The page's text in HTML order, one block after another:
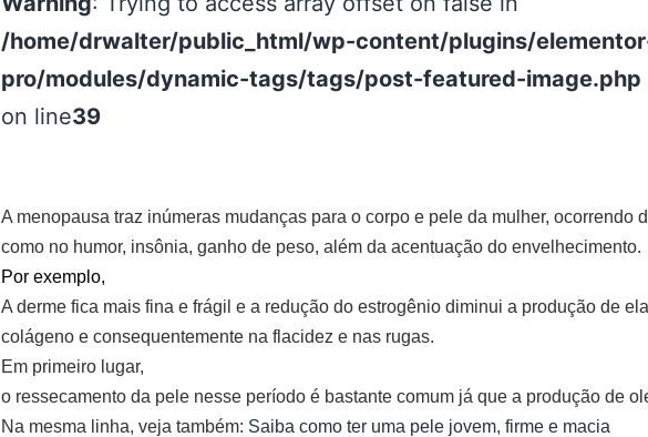
/home/drwalter/public_html/wp-content/plugins/
pro/modules/dynamic-tags/tags/post-featured-image.php
on line39
A menopausa traz inúmeras mudanças para o corpo e pele da mulher, ocorrendo
como no humor, insônia, ganho de peso, além da acentuação do envelhecimento.
Por exemplo,
A derme fica mais fina e frágil e a redução do estrogênio diminui a produção de
colágeno e consequentemente na flacidez e nas rugas.
Em primeiro lugar,
o ressecamento da pele nesse período é bastante comum já que a produção de
Na mesma linha, veja também: Saiba como ter uma pele jovem, firme e macia